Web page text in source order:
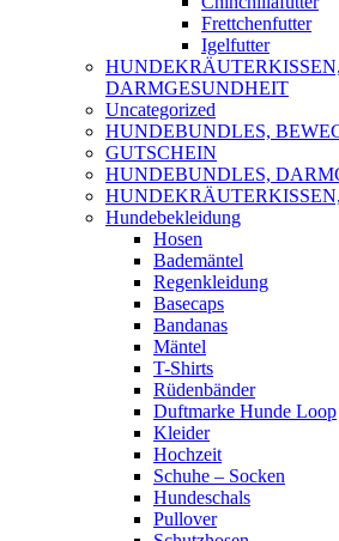
Frettchenfutter
Igelfutter
HUNDEKRÄUTERKISSEN,
DARMGESUNDHEIT
Uncategorized
HUNDEBUNDLES,
GUTSCHEIN
HUNDEBUNDLES,
Hundebekleidung
Hosen
Bademäntel
Regenkleidung
Basecaps
Bandanas
Mäntel
T-Shirts
Rüdenbänder
Duftmarke Hunde Loop
Kleider
Hochzeit
Schuhe – Socken
Hundeschals
Pullover